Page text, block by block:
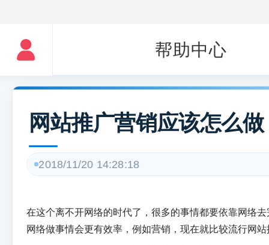
帮助中心
网站推广营销应该怎么做
2018/11/20 14:28:18
在这个离不开网络的时代了，很多的事情都要依靠网络
网络做事情会更有效率，例如营销，现在就比较流行网